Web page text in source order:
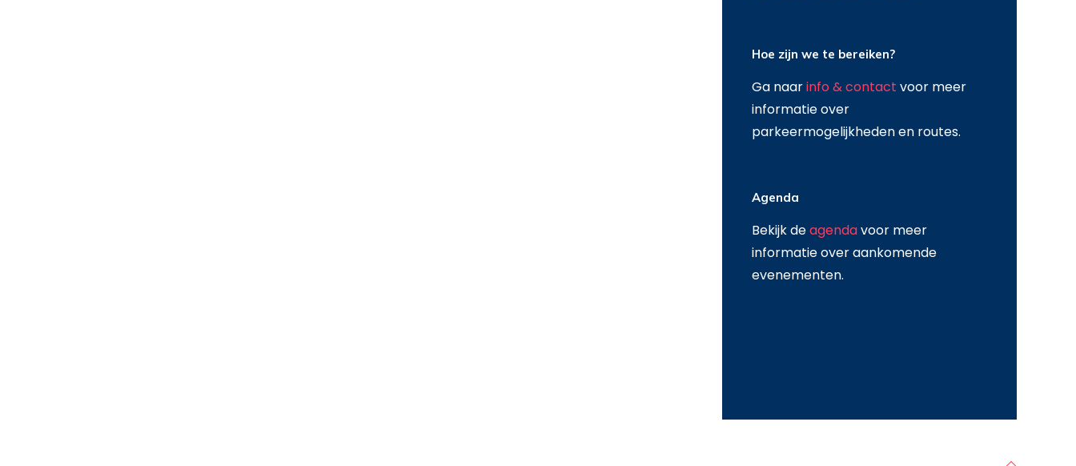
Hoe zijn we te bereiken?
Ga naarinfo & contact voor meer
informatie over
parkeermogelijkheden en routes.
Agenda
Bekijk deagendavoor meer
informatie over aankomende
evenementen.